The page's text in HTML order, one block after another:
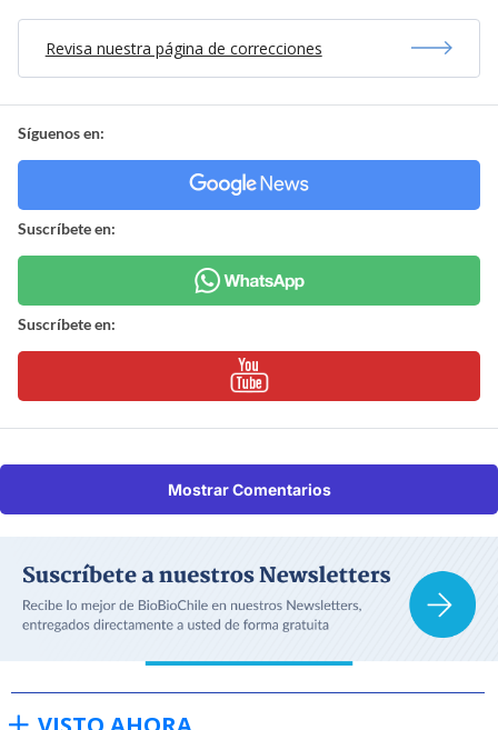
Revisa nuestra página de correcciones
Síguenos en:
Suscríbete en:
Suscríbete en:
Mostrar Comentarios